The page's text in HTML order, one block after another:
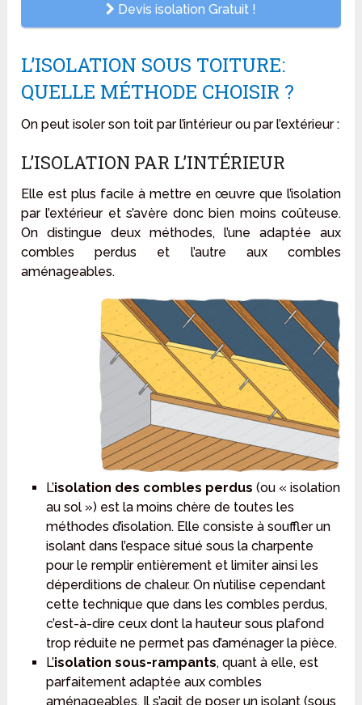
Devis isolation Gratuit !
L’ISOLATION SOUS TOITURE:
QUELLE MÉTHODE CHOISIR ?
On peut isoler son toit par l’intérieur ou par l’extérieur :
L’ISOLATION PAR L’INTÉRIEUR
Elle est plus facile à mettre en œuvre que l’isolation
par l’extérieur et s’avère donc bien moins coûteuse.
On distingue deux méthodes, l’une adaptée aux
combles perdus et l’autre aux combles
aménageables.
L’isolation des combles perdus (ou « isolation
au sol ») est la moins chère de toutes les
méthodes d’isolation. Elle consiste à souffler un
isolant dans l’espace situé sous la charpente
pour le remplir entièrement et limiter ainsi les
déperditions de chaleur. On n’utilise cependant
cette technique que dans les combles perdus,
c’est-à-dire ceux dont la hauteur sous plafond
trop réduite ne permet pas d’aménager la pièce.
L’isolation sous-rampants, quant à elle, est
parfaitement adaptée aux combles
aménageables. Il s’agit de poser un isolant (sous